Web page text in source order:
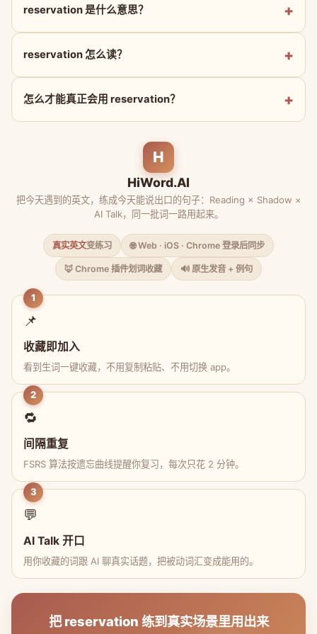
reservation 是什么意思？
reservation 怎么读？
怎么才能真正会用 reservation？
H
HiWord.AI
把今天遇到的英文，练成今天能说出口的句子：Reading × Shadow ×
AI Talk，同一批词一路用起来。
真实英文变练习 🌐 Web · iOS · Chrome 登录后同步
🦊 Chrome 插件划词收藏 🔊 原生发音 + 例句
1
📌
收藏即加入
看到生词一键收藏，不用复制粘贴、不用切换 app。
2
🔁
间隔重复
FSRS 算法按遗忘曲线提醒你复习，每次只花 2 分钟。
3
💬
AI Talk 开口
用你收藏的词跟 AI 聊真实话题，把被动词汇变成能用的。
把 reservation 练到真实场景里用出来